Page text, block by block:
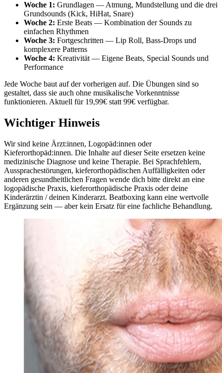
Woche 1: Grundlagen — Atmung, Mundstellung und die drei
Grundsounds (Kick, HiHat, Snare)
Woche 2: Erste Beats — Kombination der Sounds zu
einfachen Rhythmen
Woche 3: Fortgeschritten — Lip Roll, Bass-Drops und
komplexere Patterns
Woche 4: Kreativität — Eigene Beats, Special Sounds und
Performance
Jede Woche baut auf der vorherigen auf. Die Übungen sind so
gestaltet, dass sie auch ohne musikalische Vorkenntnisse
funktionieren. Aktuell für 19,99€ statt 99€ verfügbar.
Wichtiger Hinweis
Wir sind keine Ärzt:innen, Logopäd:innen oder
Kieferorthopäd:innen. Die Inhalte auf dieser Seite ersetzen keine
medizinische Diagnose und keine Therapie. Bei Sprachfehlern,
Aussprachestörungen, kieferorthopädischen Auffälligkeiten oder
anderen gesundheitlichen Fragen wende dich bitte direkt an eine
logopädische Praxis, kieferorthopädische Praxis oder deine
Kinderärztin / deinen Kinderarzt. Beatboxing kann eine wertvolle
Ergänzung sein — aber kein Ersatz für eine fachliche Behandlung.